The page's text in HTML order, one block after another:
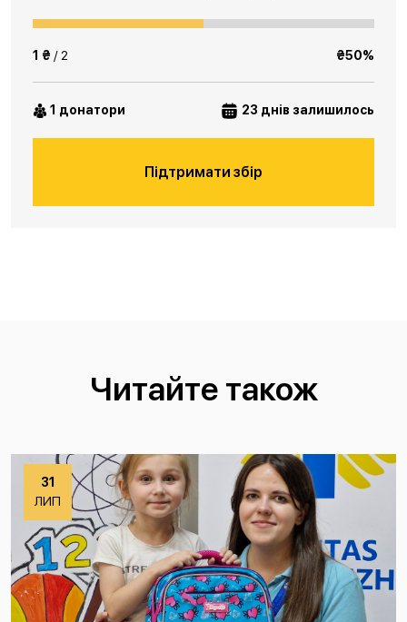
1 ₴ / 2 ₴50%
1 донатори 23 днів залишилось
Підтримати збір
Читайте також
31
ЛИП